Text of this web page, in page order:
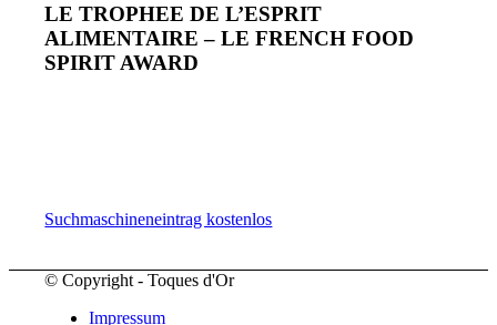
LE TROPHEE DE L’ESPRIT
ALIMENTAIRE – LE FRENCH FOOD
SPIRIT AWARD
Suchmaschineneintrag kostenlos
© Copyright - Toques d'Or
Impressum